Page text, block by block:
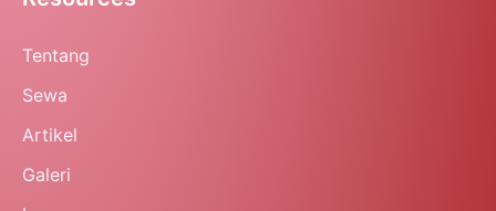
Tentang
Sewa
Artikel
Galeri